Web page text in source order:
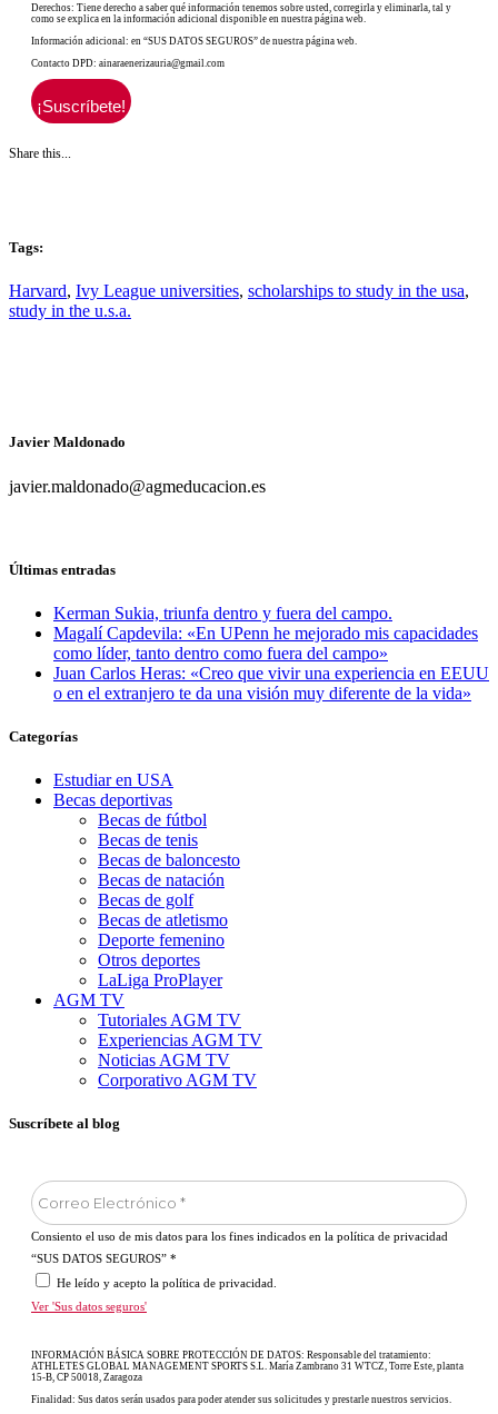
Derechos: Tiene derecho a saber qué información tenemos sobre usted, corregirla y eliminarla, tal y
como se explica en la información adicional disponible en nuestra página web.
Información adicional: en “SUS DATOS SEGUROS” de nuestra página web.
Contacto DPD: ainaraenerizauria@gmail.com
Share this...
Tags:
Harvard, Ivy League universities, scholarships to study in the usa,
study in the u.s.a.
Javier Maldonado
javier.maldonado@agmeducacion.es
Últimas entradas
Kerman Sukia, triunfa dentro y fuera del campo.
Magalí Capdevila: «En UPenn he mejorado mis capacidades
como líder, tanto dentro como fuera del campo»
Juan Carlos Heras: «Creo que vivir una experiencia en EEUU
o en el extranjero te da una visión muy diferente de la vida»
Categorías
Estudiar en USA
Becas deportivas
Becas de fútbol
Becas de tenis
Becas de baloncesto
Becas de natación
Becas de golf
Becas de atletismo
Deporte femenino
Otros deportes
LaLiga ProPlayer
AGM TV
Tutoriales AGM TV
Experiencias AGM TV
Noticias AGM TV
Corporativo AGM TV
Suscríbete al blog
Consiento el uso de mis datos para los fines indicados en la política de privacidad
“SUS DATOS SEGUROS” *
He leído y acepto la política de privacidad.
Ver 'Sus datos seguros'
INFORMACIÓN BÁSICA SOBRE PROTECCIÓN DE DATOS: Responsable del tratamiento:
ATHLETES GLOBAL MANAGEMENT SPORTS S.L. María Zambrano 31 WTCZ, Torre Este, planta
15-B, CP 50018, Zaragoza
Finalidad: Sus datos serán usados para poder atender sus solicitudes y prestarle nuestros servicios.